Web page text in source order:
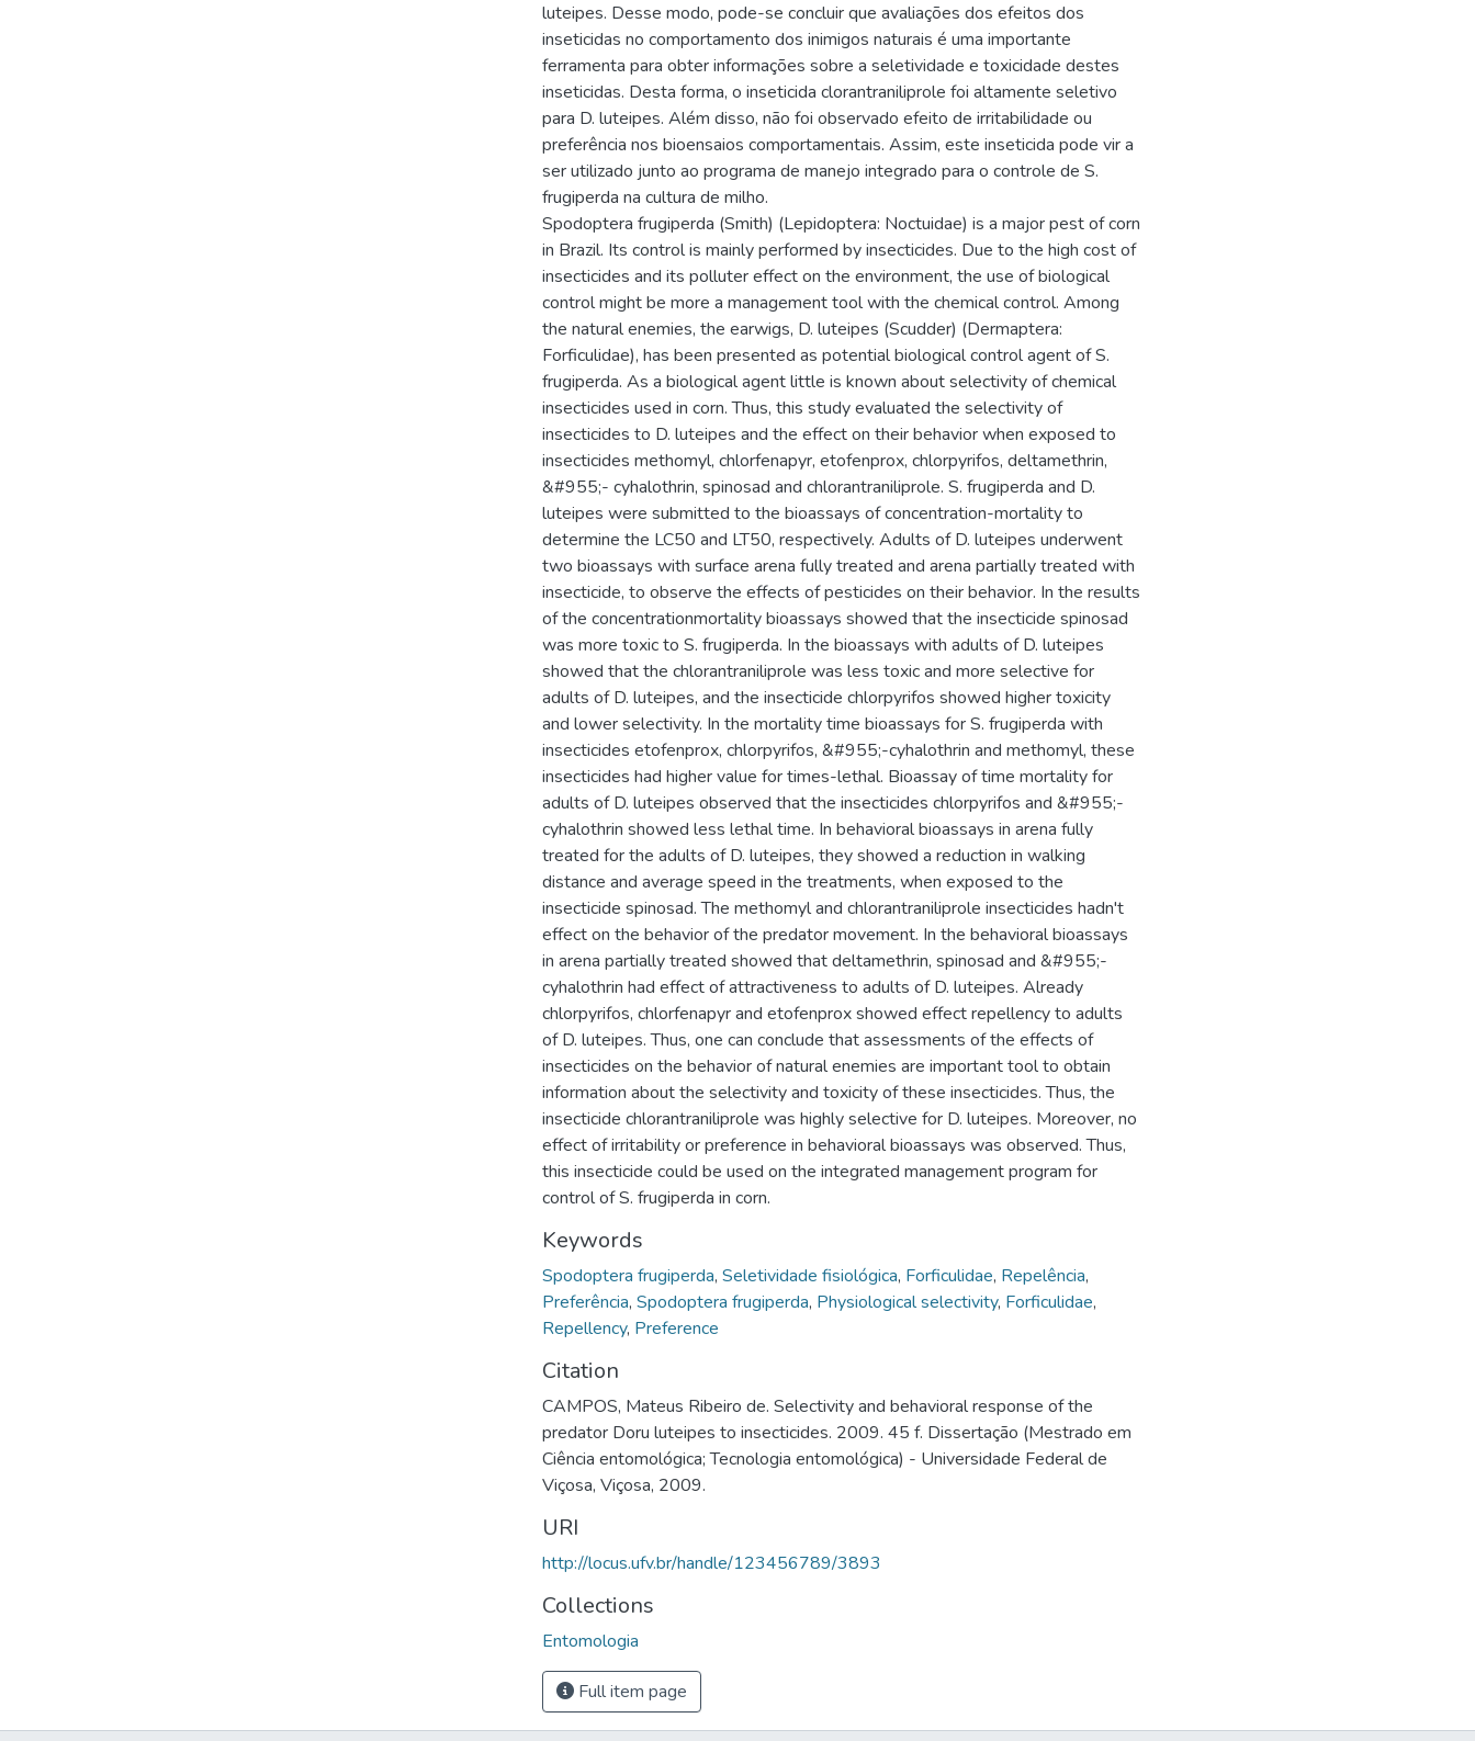
luteipes. Desse modo, pode-se concluir que avaliações dos efeitos dos
inseticidas no comportamento dos inimigos naturais é uma importante
ferramenta para obter informações sobre a seletividade e toxicidade destes
inseticidas. Desta forma, o inseticida clorantraniliprole foi altamente seletivo
para D. luteipes. Além disso, não foi observado efeito de irritabilidade ou
preferência nos bioensaios comportamentais. Assim, este inseticida pode vir a
ser utilizado junto ao programa de manejo integrado para o controle de S.
frugiperda na cultura de milho.
Spodoptera frugiperda (Smith) (Lepidoptera: Noctuidae) is a major pest of corn
in Brazil. Its control is mainly performed by insecticides. Due to the high cost of
insecticides and its polluter effect on the environment, the use of biological
control might be more a management tool with the chemical control. Among
the natural enemies, the earwigs, D. luteipes (Scudder) (Dermaptera:
Forficulidae), has been presented as potential biological control agent of S.
frugiperda. As a biological agent little is known about selectivity of chemical
insecticides used in corn. Thus, this study evaluated the selectivity of
insecticides to D. luteipes and the effect on their behavior when exposed to
insecticides methomyl, chlorfenapyr, etofenprox, chlorpyrifos, deltamethrin,
&#955;- cyhalothrin, spinosad and chlorantraniliprole. S. frugiperda and D.
luteipes were submitted to the bioassays of concentration-mortality to
determine the LC50 and LT50, respectively. Adults of D. luteipes underwent
two bioassays with surface arena fully treated and arena partially treated with
insecticide, to observe the effects of pesticides on their behavior. In the results
of the concentrationmortality bioassays showed that the insecticide spinosad
was more toxic to S. frugiperda. In the bioassays with adults of D. luteipes
showed that the chlorantraniliprole was less toxic and more selective for
adults of D. luteipes, and the insecticide chlorpyrifos showed higher toxicity
and lower selectivity. In the mortality time bioassays for S. frugiperda with
insecticides etofenprox, chlorpyrifos, &#955;-cyhalothrin and methomyl, these
insecticides had higher value for times-lethal. Bioassay of time mortality for
adults of D. luteipes observed that the insecticides chlorpyrifos and &#955;-
cyhalothrin showed less lethal time. In behavioral bioassays in arena fully
treated for the adults of D. luteipes, they showed a reduction in walking
distance and average speed in the treatments, when exposed to the
insecticide spinosad. The methomyl and chlorantraniliprole insecticides hadn't
effect on the behavior of the predator movement. In the behavioral bioassays
in arena partially treated showed that deltamethrin, spinosad and &#955;-
cyhalothrin had effect of attractiveness to adults of D. luteipes. Already
chlorpyrifos, chlorfenapyr and etofenprox showed effect repellency to adults
of D. luteipes. Thus, one can conclude that assessments of the effects of
insecticides on the behavior of natural enemies are important tool to obtain
information about the selectivity and toxicity of these insecticides. Thus, the
insecticide chlorantraniliprole was highly selective for D. luteipes. Moreover, no
effect of irritability or preference in behavioral bioassays was observed. Thus,
this insecticide could be used on the integrated management program for
control of S. frugiperda in corn.
Keywords
Spodoptera frugiperda, Seletividade fisiológica, Forficulidae, Repelência,
Preferência, Spodoptera frugiperda, Physiological selectivity, Forficulidae,
Repellency, Preference
Citation
CAMPOS, Mateus Ribeiro de. Selectivity and behavioral response of the
predator Doru luteipes to insecticides. 2009. 45 f. Dissertação (Mestrado em
Ciência entomológica; Tecnologia entomológica) - Universidade Federal de
Viçosa, Viçosa, 2009.
URI
http://locus.ufv.br/handle/123456789/3893
Collections
Entomologia
Full item page